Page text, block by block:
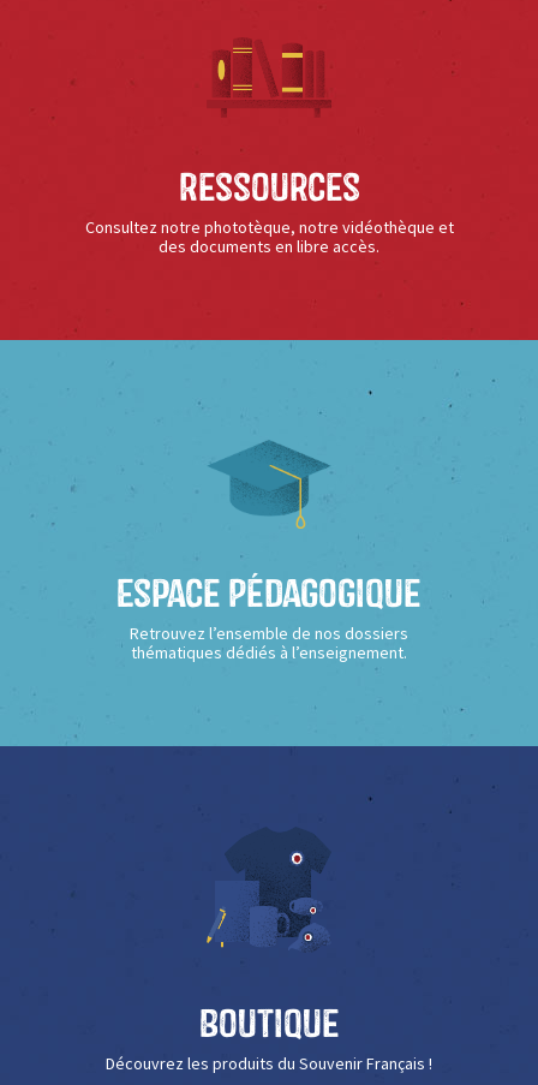
Ressources
Consultez notre phototèque, notre vidéothèque et
des documents en libre accès.
Espace Pédagogique
Retrouvez l’ensemble de nos dossiers
thématiques dédiés à l’enseignement.
Boutique
Découvrez les produits du Souvenir Français !